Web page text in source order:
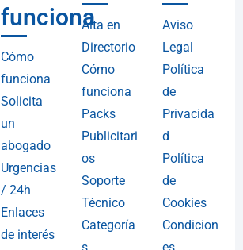
funciona
Cómo
funciona
Solicita
un
abogado
Urgencias
/ 24h
Enlaces
de interés
Alta en
Directorio
Cómo
funciona
Packs
Publicitari
os
Soporte
Técnico
Categoría
Aviso
Legal
Política
de
Privacida
d
Política
de
Cookies
Condicion